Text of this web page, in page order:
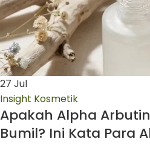
27 Jul
Insight Kosmetik
Apakah Alpha
Bumil? Ini Kata Para